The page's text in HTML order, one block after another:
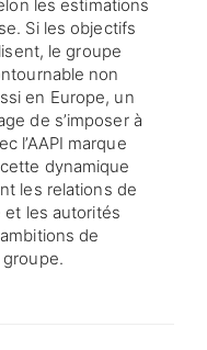
les estimations
Si les objectifs
le groupe
non
en Europe, un
de s’imposer à
l’AAPI marque
dynamique
les relations de
et les autorités
de